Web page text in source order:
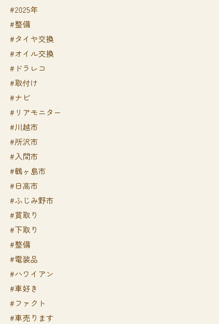
#2025年
#整備
#タイヤ交換
#オイル交換
#ドラレコ
#取付け
#ナビ
#リアモニター
#川越市
#所沢市
#入間市
#鶴ヶ島市
#日高市
#ふじみ野市
#買取り
#下取り
#整備
#電装品
#ハワイアン
#車好き
#ファクト
#車売ります